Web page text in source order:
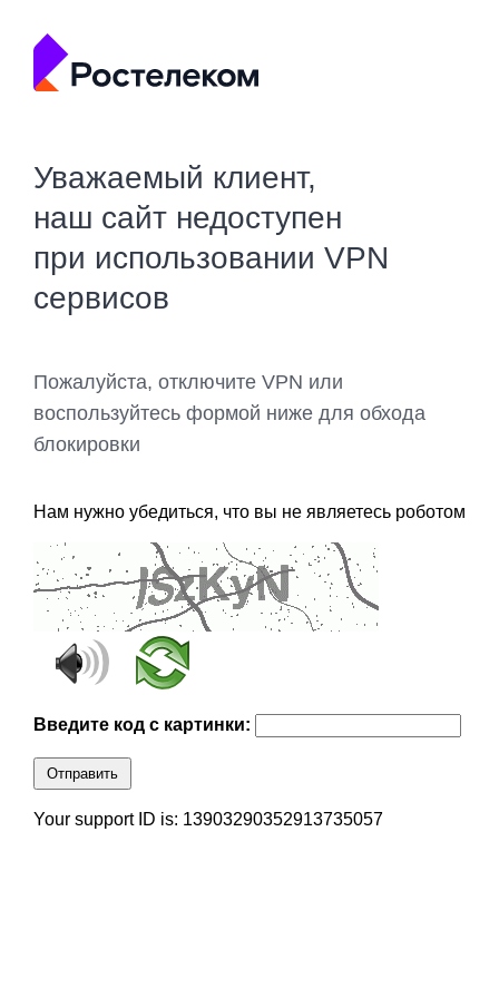
Уважаемый клиент,
наш сайт недоступен
при использовании VPN
сервисов
Пожалуйста, отключите VPN или
воспользуйтесь формой ниже для обхода
блокировки
Нам нужно убедиться, что вы не являетесь роботом
Введите код с картинки:
Отправить
Your support ID is: 13903290352913735057